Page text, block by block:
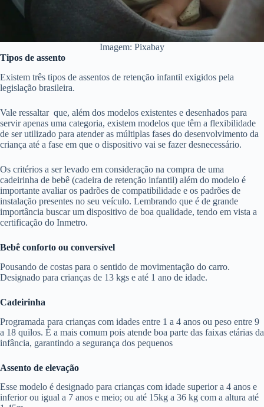
Imagem: Pixabay
Tipos de assento
Existem três tipos de assentos de retenção infantil exigidos pela
legislação brasileira.
Vale ressaltar que, além dos modelos existentes e desenhados para
servir apenas uma categoria, existem modelos que têm a flexibilidade
de ser utilizado para atender as múltiplas fases do desenvolvimento da
criança até a fase em que o dispositivo vai se fazer desnecessário.
Os critérios a ser levado em consideração na compra de uma
cadeirinha de bebê (cadeira de retenção infantil) além do modelo é
importante avaliar os padrões de compatibilidade e os padrões de
instalação presentes no seu veículo. Lembrando que é de grande
importância buscar um dispositivo de boa qualidade, tendo em vista a
certificação do Inmetro.
Bebê conforto ou conversível
Pousando de costas para o sentido de movimentação do carro.
Designado para crianças de 13 kgs e até 1 ano de idade.
Cadeirinha
Programada para crianças com idades entre 1 a 4 anos ou peso entre 9
a 18 quilos. É a mais comum pois atende boa parte das faixas etárias da
infância, garantindo a segurança dos pequenos
Assento de elevação
Esse modelo é designado para crianças com idade superior a 4 anos e
inferior ou igual a 7 anos e meio; ou até 15kg a 36 kg com a altura até